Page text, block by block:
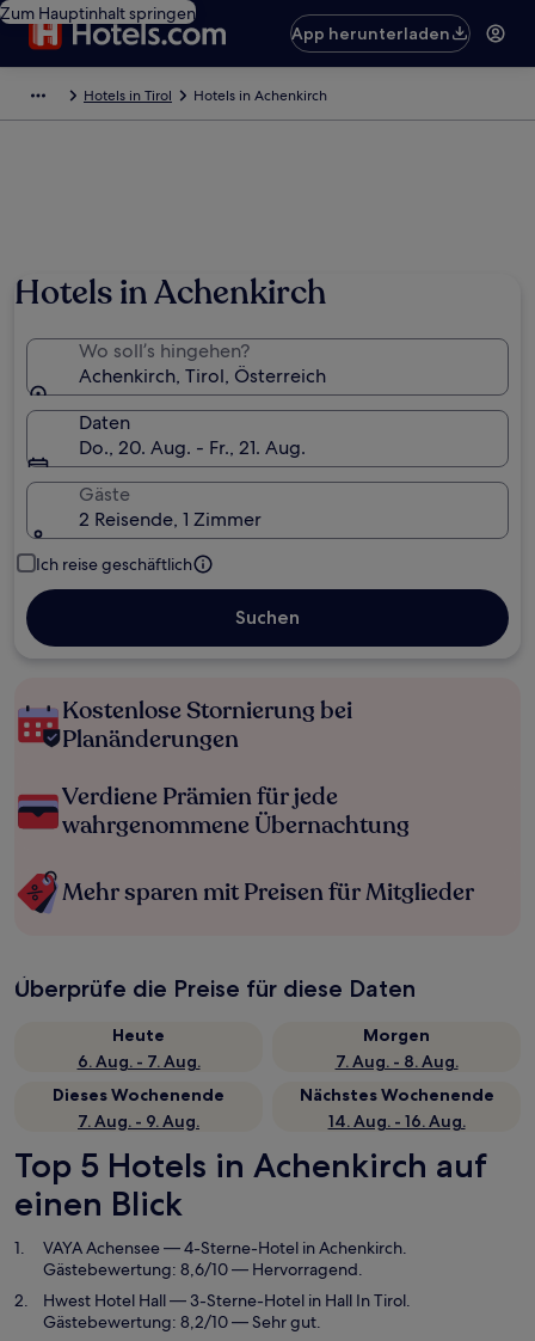
Zum Hauptinhalt springen
App herunterladen
Hotels in Tirol Hotels in Achenkirch
Hotels in Achenkirch
Wo soll’s hingehen?
Achenkirch, Tirol, Österreich
Daten
Do., 20. Aug. - Fr., 21. Aug.
Gäste
2 Reisende, 1 Zimmer
Ich reise geschäftlich
Suchen
Kostenlose Stornierung bei
Planänderungen
Verdiene Prämien für jede
wahrgenommene Übernachtung
Mehr sparen mit Preisen für Mitglieder
Überprüfe die Preise für diese Daten
Heute
6. Aug. - 7. Aug.
Morgen
7. Aug. - 8. Aug.
Dieses Wochenende
7. Aug. - 9. Aug.
Nächstes Wochenende
14. Aug. - 16. Aug.
Top 5 Hotels in Achenkirch auf
einen Blick
VAYA Achensee— 4-Sterne-Hotel in Achenkirch.
Gästebewertung: 8,6/10 — Hervorragend.
Hwest Hotel Hall— 3-Sterne-Hotel in Hall In Tirol.
Gästebewertung: 8,2/10 — Sehr gut.